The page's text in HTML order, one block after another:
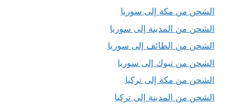
الشحن من مكة إلى سوريا
الشحن من المدينة إلى سوريا
الشحن من الطائف إلى سوريا
الشحن من تبوك إلى سوريا
الشحن من مكة إلى تركيا
الشحن من المدينة إلى تركيا